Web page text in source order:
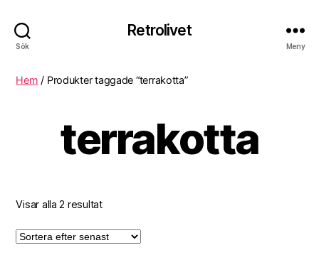
Sök
Retrolivet
Meny
Hem / Produkter taggade “terrakotta”
terrakotta
Visar alla 2 resultat